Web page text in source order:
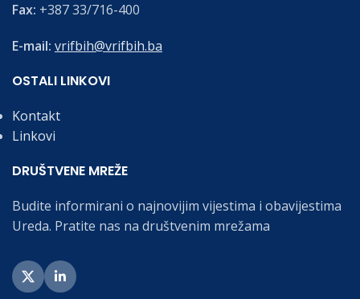
Fax: +387 33/716-400
E-mail: vrifbih@vrifbih.ba
OSTALI LINKOVI
Kontakt
Linkovi
DRUŠTVENE MREŽE
Budite informirani o najnovijim vijestima i obavijestima
Ureda. Pratite nas na društvenim mrežama